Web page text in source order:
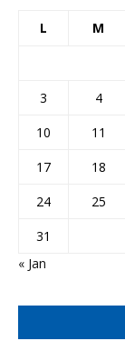
L M
3
4
10
11
17
18
24
25
31
« Jan